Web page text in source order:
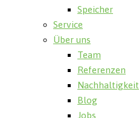
Speicher
Service
Über uns
Team
Referenzen
Nachhaltigkeit
Blog
Jobs